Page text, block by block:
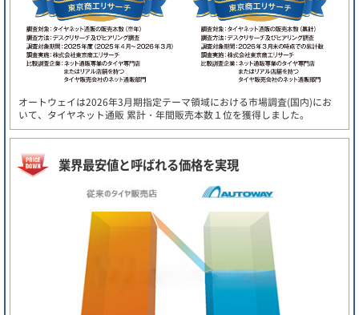
オートウェイは2026年3月期指定テーマ領域における市場調査(国内)にお
いて、タイヤネット通販 累計・年間販売本数１位を獲得しました。
業界最安値と呼ばれる価格を実現